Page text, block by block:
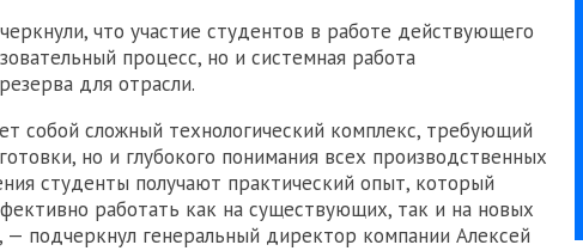
что участие студентов в работе действующего
процесс, но и системная работа
для отрасли.
собой сложный технологический комплекс, требующий
но и глубокого понимания всех производственных
студенты получают практический опыт, который
работать как на существующих, так и на новых
— подчеркнул генеральный директор компании Алексей